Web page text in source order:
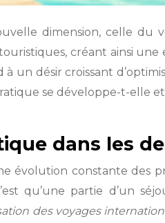
dimension, celle
créant ainsi
un désir croissant
se développe-t-elle
dans les
évolution constante des
qu’une partie d’un
des voyages